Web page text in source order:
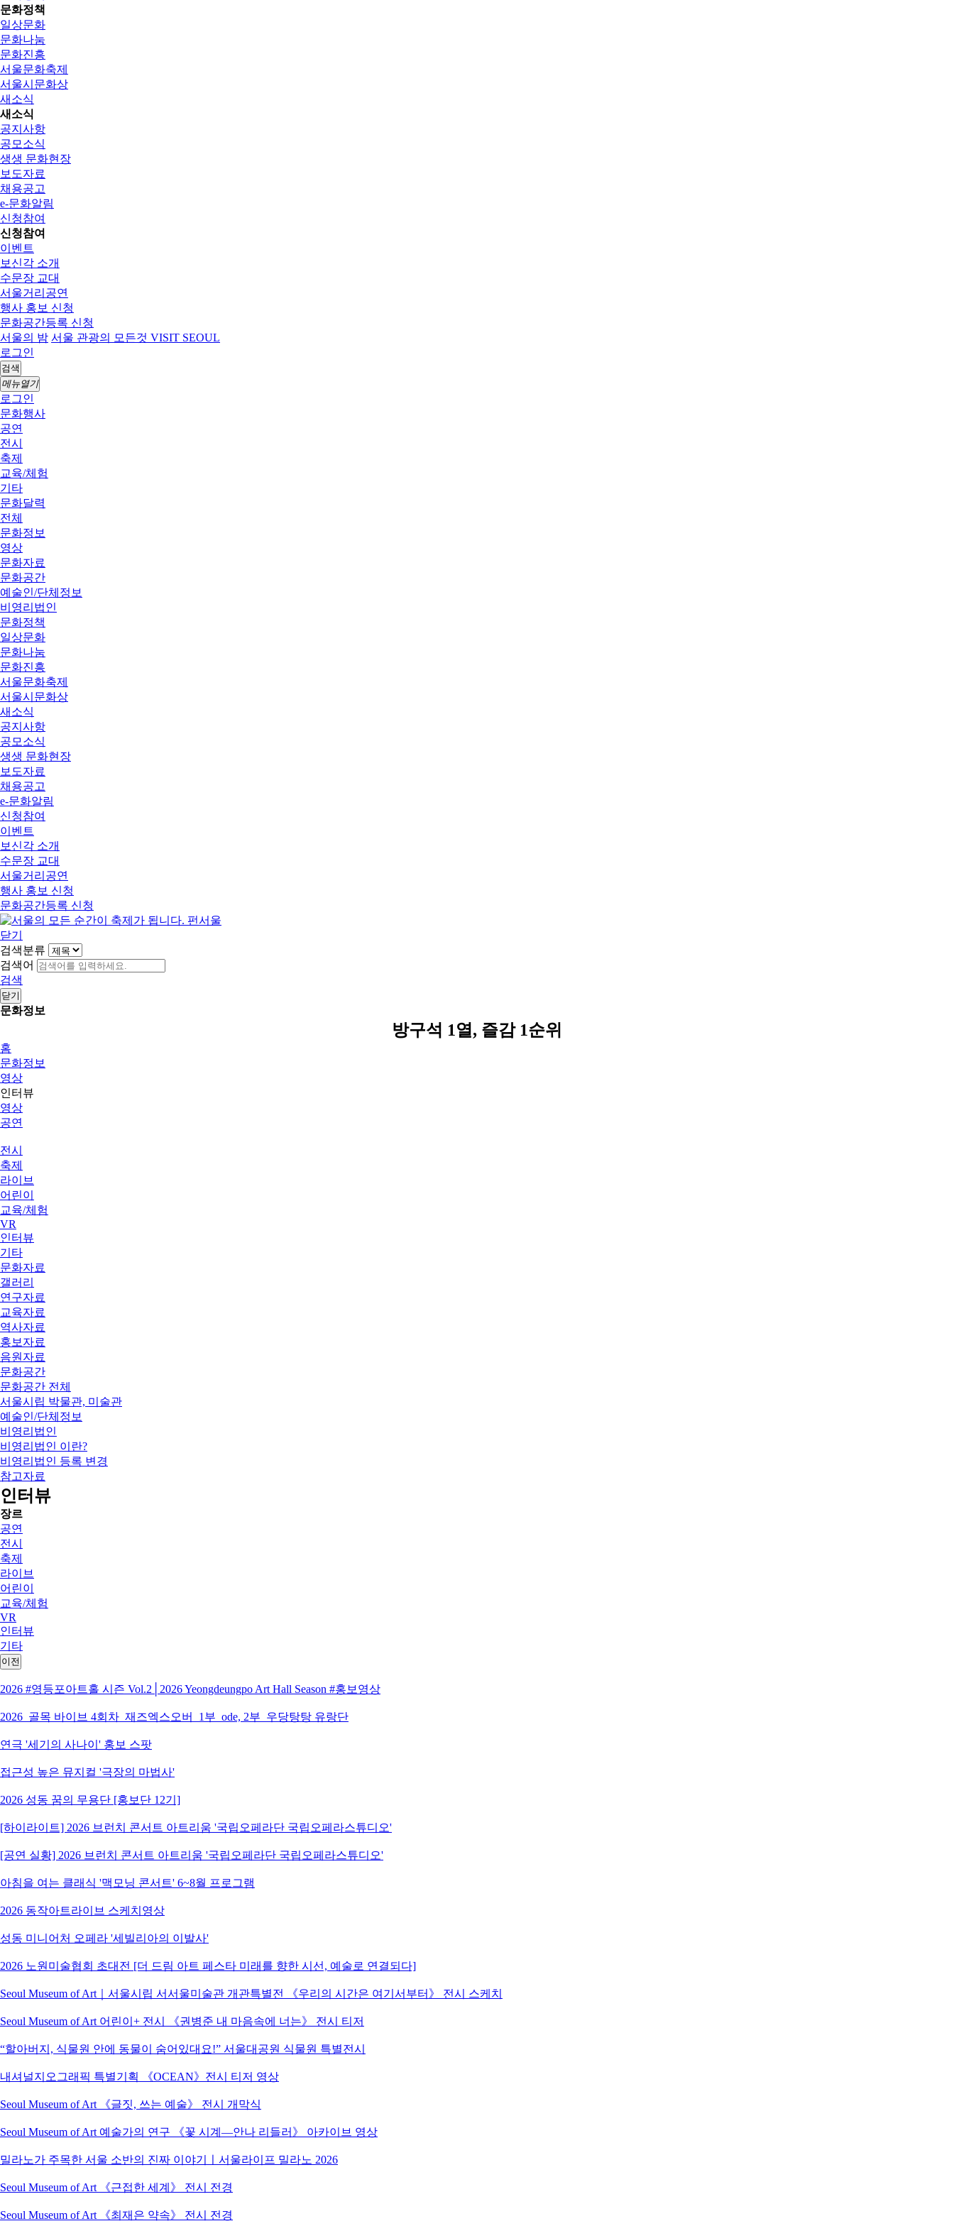
문화정책
일상문화
문화나눔
문화진흥
서울문화축제
서울시문화상
새소식
새소식
공지사항
공모소식
생생 문화현장
보도자료
채용공고
e-문화알림
신청참여
신청참여
이벤트
보신각 소개
수문장 교대
서울거리공연
행사 홍보 신청
문화공간등록 신청
서울의 밤 서울 관광의 모든것 VISIT SEOUL
로그인
검색
메뉴열기
로그인
문화행사
공연
전시
축제
교육/체험
기타
문화달력
전체
문화정보
영상
문화자료
문화공간
예술인/단체정보
비영리법인
문화정책
일상문화
문화나눔
문화진흥
서울문화축제
서울시문화상
새소식
공지사항
공모소식
생생 문화현장
보도자료
채용공고
e-문화알림
신청참여
이벤트
보신각 소개
수문장 교대
서울거리공연
행사 홍보 신청
문화공간등록 신청
닫기
검색분류
검색어
검색
닫기
문화정보
방구석 1열, 즐감 1순위
홈
문화정보
영상
인터뷰
영상
공연
전시
축제
라이브
어린이
교육/체험
VR
인터뷰
기타
문화자료
갤러리
연구자료
교육자료
역사자료
홍보자료
음원자료
문화공간
문화공간 전체
서울시립 박물관, 미술관
예술인/단체정보
비영리법인
비영리법인 이란?
비영리법인 등록 변경
참고자료
인터뷰
장르
공연
전시
축제
라이브
어린이
교육/체험
VR
인터뷰
기타
이전
2026 #영등포아트홀 시즌 Vol.2│2026 Yeongdeungpo Art Hall Season #홍보영상
2026_골목 바이브 4회차_재즈엑스오버_1부_ode, 2부_우당탕탕 유랑단
연극 '세기의 사나이' 홍보 스팟
접근성 높은 뮤지컬 '극장의 마법사'
2026 성동 꿈의 무용단 [홍보단 12기]
[하이라이트] 2026 브런치 콘서트 아트리움 '국립오페라단 국립오페라스튜디오'
[공연 실황] 2026 브런치 콘서트 아트리움 '국립오페라단 국립오페라스튜디오'
아침을 여는 클래식 '맥모닝 콘서트' 6~8월 프로그램
2026 동작아트라이브 스케치영상
성동 미니어처 오페라 '세빌리아의 이발사'
2026 노원미술협회 초대전 [더 드림 아트 페스타 미래를 향한 시선, 예술로 연결되다]
Seoul Museum of Art｜서울시립 서서울미술관 개관특별전 《우리의 시간은 여기서부터》 전시 스케치
Seoul Museum of Art 어린이+ 전시 《권병준 내 마음속에 너는》 전시 티저
“할아버지, 식물원 안에 동물이 숨어있대요!” 서울대공원 식물원 특별전시
내셔널지오그래픽 특별기획 《OCEAN》전시 티저 영상
Seoul Museum of Art 《글짓, 쓰는 예술》 전시 개막식
Seoul Museum of Art 예술가의 연구 《꽃 시계―안나 리들러》 아카이브 영상
밀라노가 주목한 서울 소반의 진짜 이야기ㅣ서울라이프 밀라노 2026
Seoul Museum of Art 《근접한 세계》 전시 전경
Seoul Museum of Art 《최재은 약속》 전시 전경